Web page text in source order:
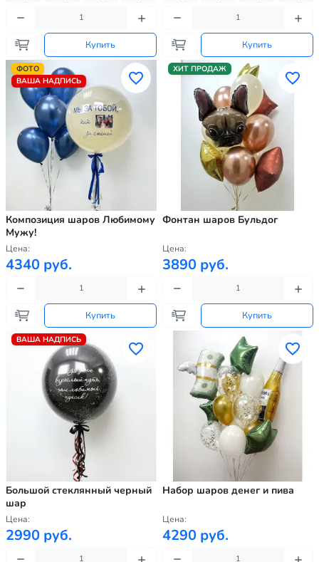
Купить Купить
ФОТО
ВАША НАДПИСЬ
Композиция шаров Любимому
Мужу!
Цена:
4340 руб.
Купить
ХИТ ПРОДАЖ
Фонтан шаров Бульдог
Цена:
3890 руб.
Купить
ВАША НАДПИСЬ
Большой стеклянный черный
шар
Цена:
2990 руб.
Набор шаров денег и пива
Цена:
4290 руб.